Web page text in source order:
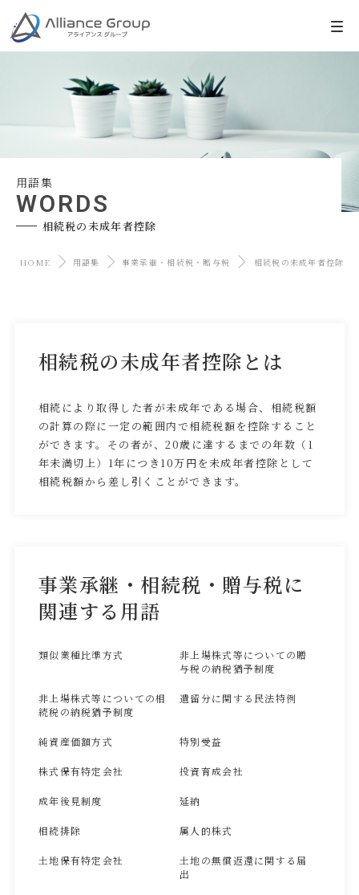
用語集
WORDS
相続税の未成年者控除
HOME 用語集 事業承継・相続税・贈与税 相続税の未成年者控除
相続税の未成年者控除とは
相続により取得した者が未成年である場合、相続税額
の計算の際に一定の範囲内で相続税額を控除すること
ができます。その者が、20歳に達するまでの年数（1
年未満切上）1年につき10万円を未成年者控除として
相続税額から差し引くことができます。
事業承継・相続税・贈与税に
関連する用語
類似業種比準方式
非上場株式等についての贈
与税の納税猶予制度
非上場株式等についての相
続税の納税猶予制度
遺留分に関する民法特例
純資産価額方式 特別受益
株式保有特定会社 投資育成会社
成年後見制度 延納
相続排除 属人的株式
土地保有特定会社
土地の無償返還に関する届
出